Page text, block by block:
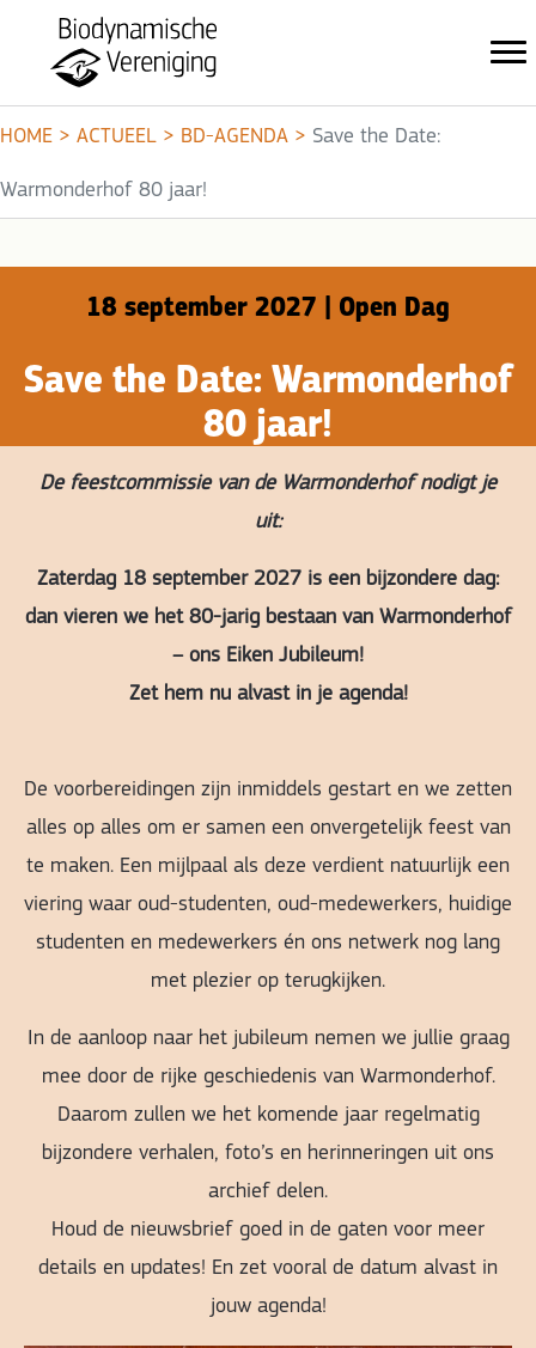
HOME > ACTUEEL > BD-AGENDA > Save the Date:
Warmonderhof 80 jaar!
18 september 2027 | Open Dag
Save the Date: Warmonderhof
80 jaar!
De feestcommissie van de Warmonderhof nodigt je
uit:
Zaterdag 18 september 2027 is een bijzondere dag:
dan vieren we het 80-jarig bestaan van Warmonderhof
– ons Eiken Jubileum!
Zet hem nu alvast in je agenda!
De voorbereidingen zijn inmiddels gestart en we zetten
alles op alles om er samen een onvergetelijk feest van
te maken. Een mijlpaal als deze verdient natuurlijk een
viering waar oud-studenten, oud-medewerkers, huidige
studenten en medewerkers én ons netwerk nog lang
met plezier op terugkijken.
In de aanloop naar het jubileum nemen we jullie graag
mee door de rijke geschiedenis van Warmonderhof.
Daarom zullen we het komende jaar regelmatig
bijzondere verhalen, foto’s en herinneringen uit ons
archief delen.
Houd de nieuwsbrief goed in de gaten voor meer
details en updates! En zet vooral de datum alvast in
jouw agenda!